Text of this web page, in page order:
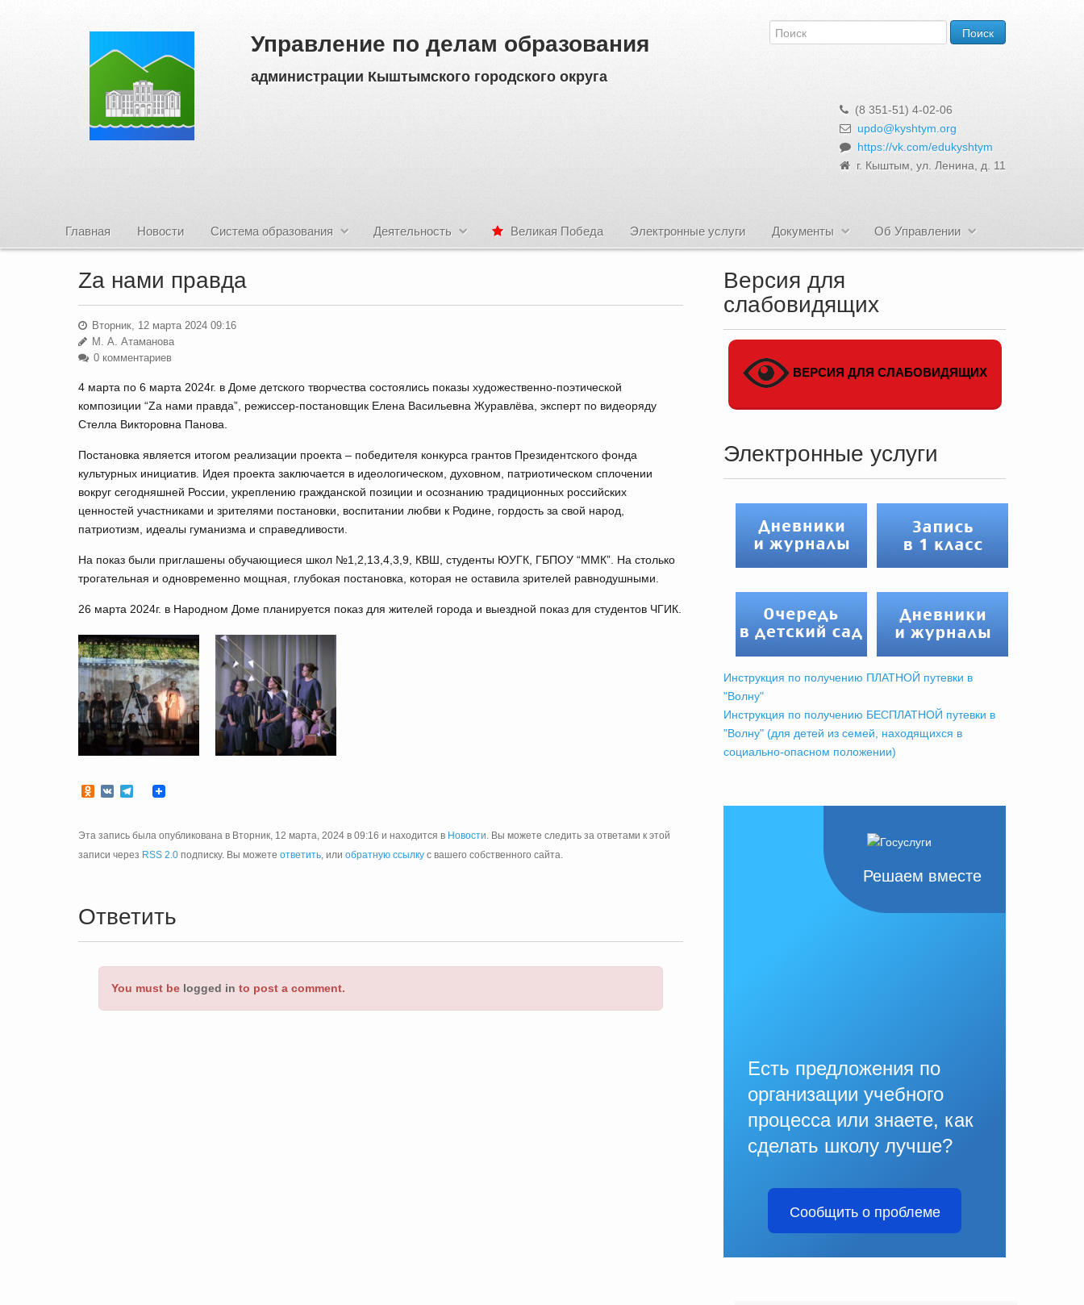
Управление по делам образования
администрации Кыштымского городского округа
(8 351-51) 4-02-06
updo@kyshtym.org
https://vk.com/edukyshtym
г. Кыштым, ул. Ленина, д. 11
Главная Новости Система образования Деятельность Великая Победа Электронные услуги Документы Об Управлении
Zа нами правда
Вторник, 12 марта 2024 09:16
М. А. Атаманова
0 комментариев
4 марта по 6 марта 2024г. в Доме детского творчества состоялись показы художественно-поэтической
композиции “Zа нами правда”, режиссер-постановщик Елена Васильевна Журавлёва, эксперт по видеоряду
Стелла Викторовна Панова.
Постановка является итогом реализации проекта – победителя конкурса грантов Президентского фонда
культурных инициатив. Идея проекта заключается в идеологическом, духовном, патриотическом сплочении
вокруг сегодняшней России, укреплению гражданской позиции и осознанию традиционных российских
ценностей участниками и зрителями постановки, воспитании любви к Родине, гордость за свой народ,
патриотизм, идеалы гуманизма и справедливости.
На показ были приглашены обучающиеся школ №1,2,13,4,3,9, КВШ, студенты ЮУГК, ГБПОУ “ММК”. На столько
трогательная и одновременно мощная, глубокая постановка, которая не оставила зрителей равнодушными.
26 марта 2024г. в Народном Доме планируется показ для жителей города и выездной показ для студентов ЧГИК.
Odnoklassniki
VK Telegram
Эта запись была опубликована в Вторник, 12 марта, 2024 в 09:16 и находится в Новости. Вы можете следить за ответами к этой
записи через RSS 2.0 подписку. Вы можете ответить, или обратную ссылку с вашего собственного сайта.
Ответить
You must be logged in to post a comment.
Версия для
слабовидящих
ВЕРСИЯ ДЛЯ СЛАБОВИДЯЩИХ
Электронные услуги
Инструкция по получению ПЛАТНОЙ путевки в
"Волну"
Инструкция по получению БЕСПЛАТНОЙ путевки в
"Волну" (для детей из семей, находящихся в
социально-опасном положении)
Решаем вместе
Есть предложения по
организации учебного
процесса или знаете, как
сделать школу лучше?
Сообщить о проблеме